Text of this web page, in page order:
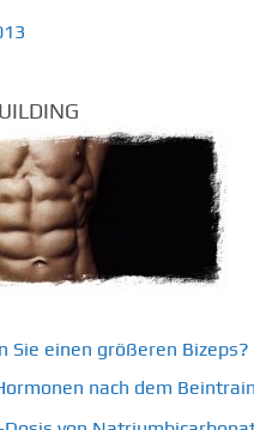
Sie einen größeren Bizeps?
nach dem